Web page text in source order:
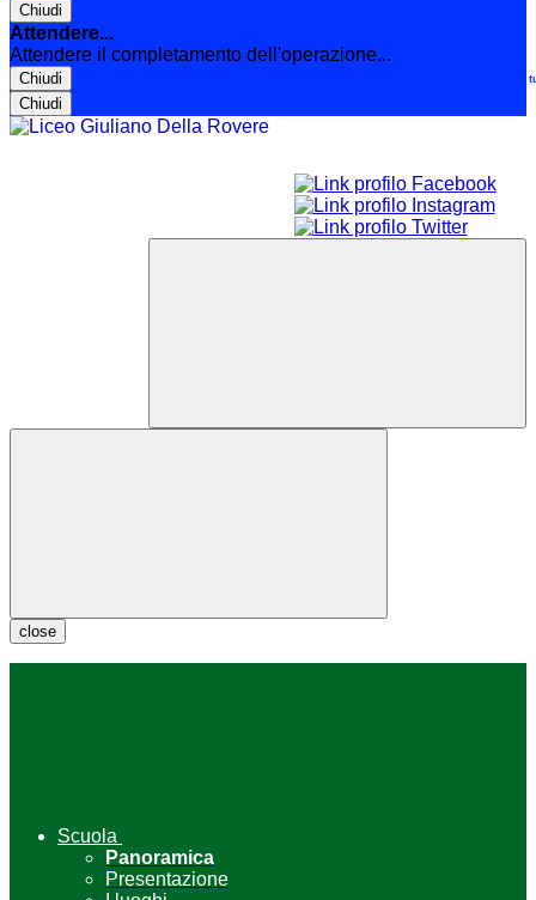
Chiudi
Attendere...
Attendere il completamento dell'operazione...
Chiudi
Chiudi
Le
close
Scuola
Panoramica
Presentazione